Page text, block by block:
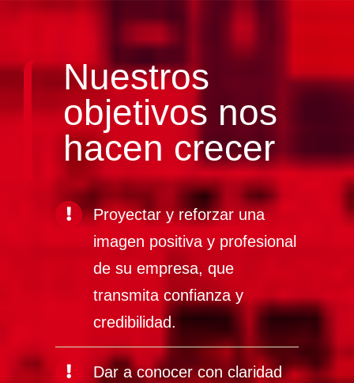
Nuestros
objetivos nos
hacen crecer
Proyectar y reforzar una
imagen positiva y profesional
de su empresa, que
transmita confianza y
credibilidad.
Dar a conocer con claridad